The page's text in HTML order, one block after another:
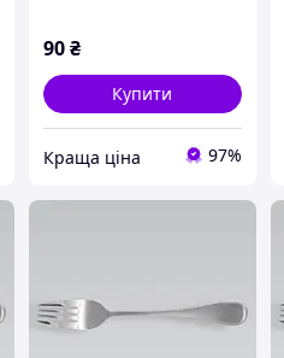
90 ₴
Купити
Краща ціна 97%